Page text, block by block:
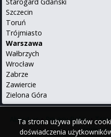
Ta strona używa plików
doświadczenia
Szczecin
Toruń
Trójmiasto
Warszawa
Wałbrzych
Wrocław
Zabrze
Zawiercie
Zielona Góra
About us•Privacy Policy•
•Android